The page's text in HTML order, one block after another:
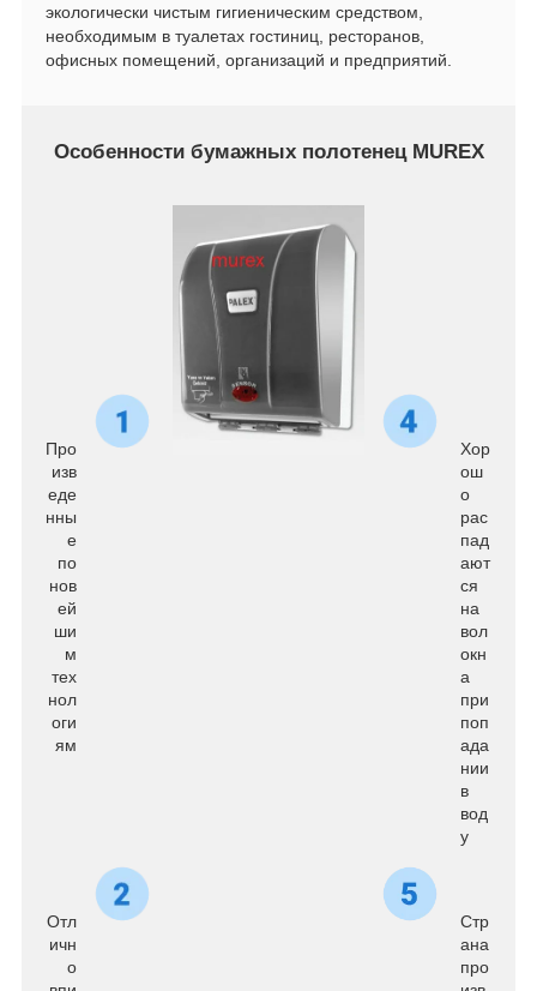
экологически чистым гигиеническим средством,
необходимым в туалетах гостиниц, ресторанов,
офисных помещений, организаций и предприятий.
Особенности бумажных полотенец MUREX
Про
изв
еде
нны
е
по
нов
ей
ши
м
тех
нол
оги
ям
Хор
ош
о
рас
пад
ают
ся
на
вол
окн
а
при
поп
ада
нии
в
вод
у
Отл
ичн
о
Стр
ана
про